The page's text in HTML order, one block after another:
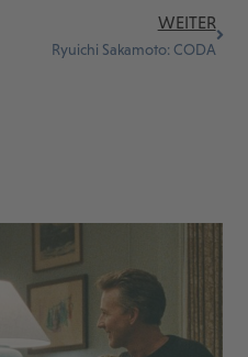
WEITER
Ryuichi Sakamoto: CODA